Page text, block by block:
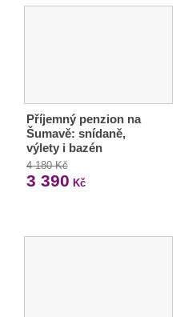
Příjemný penzion na
Šumavě: snídaně,
výlety i bazén
4 180 Kč
3 390 Kč